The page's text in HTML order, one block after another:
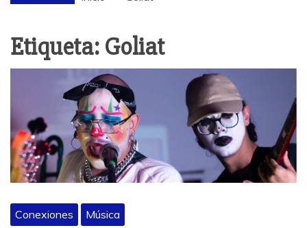
Etiqueta: Goliat
Conexiones Música